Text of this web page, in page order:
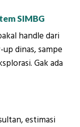
SIMBG
handle dari
dinas, sampe
Gak ada
estimasi